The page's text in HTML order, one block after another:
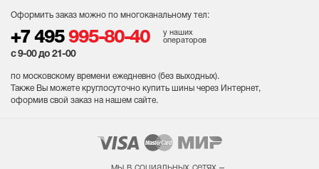
Оформить заказ можно по многоканальному тел:
+7 495 995-80-40
у наших
операторов
с 9-00 до 21-00
по московскому времени ежедневно (без выходных).
Также Вы можете круглосуточно купить шины через Интернет,
оформив свой заказ на нашем сайте.